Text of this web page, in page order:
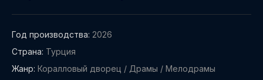
Год производства: 2026
Страна: Турция
Жанр: Коралловый дворец / Драмы / Мелодрамы